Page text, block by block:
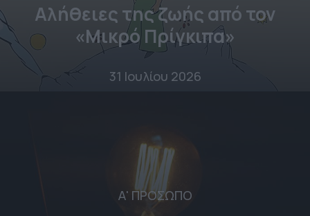
Αλήθειες της ζωής από τον
«Μικρό Πρίγκιπα»
31 Ιουλίου 2026
Α' ΠΡΟΣΩΠΟ